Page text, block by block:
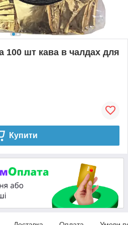
100 шт кава в чалдах для
Купити